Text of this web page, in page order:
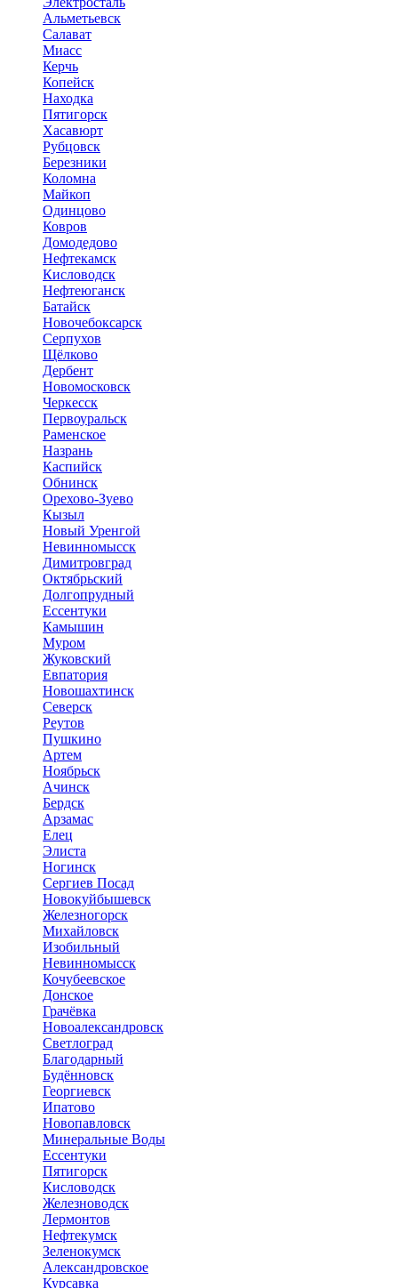
Альметьевск
Салават
Миасс
Керчь
Копейск
Находка
Пятигорск
Хасавюрт
Рубцовск
Березники
Коломна
Майкоп
Одинцово
Ковров
Домодедово
Нефтекамск
Кисловодск
Нефтеюганск
Батайск
Новочебоксарск
Серпухов
Щёлково
Дербент
Новомосковск
Черкесск
Первоуральск
Раменское
Назрань
Каспийск
Обнинск
Орехово-Зуево
Кызыл
Новый Уренгой
Невинномысск
Димитровград
Октябрьский
Долгопрудный
Ессентуки
Камышин
Муром
Жуковский
Евпатория
Новошахтинск
Северск
Реутов
Пушкино
Артем
Ноябрьск
Ачинск
Бердск
Арзамас
Елец
Элиста
Ногинск
Сергиев Посад
Новокуйбышевск
Железногорск
Михайловск
Изобильный
Невинномысск
Кочубеевское
Донское
Грачёвка
Новоалександровск
Светлоград
Благодарный
Будённовск
Георгиевск
Ипатово
Новопавловск
Минеральные Воды
Ессентуки
Пятигорск
Кисловодск
Железноводск
Лермонтов
Нефтекумск
Зеленокумск
Александровское
Курсавка